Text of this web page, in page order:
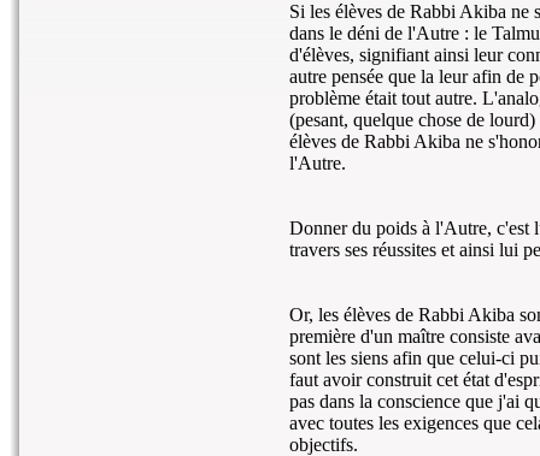
Si les élèves de Rabbi Akiba ne
dans le déni de l'Autre : le
d'élèves, signifiant ainsi leur
autre pensée que la leur afin de
problème était tout autre.
(pesant, quelque chose de
élèves de Rabbi Akiba ne
l'Autre.
Donner du poids à l'Autre, c'est
travers ses réussites et ainsi lui
Or, les élèves de Rabbi Akiba
première d'un maître consiste
sont les siens afin que celui-ci
faut avoir construit cet état
pas dans la conscience que j'ai
avec toutes les exigences que
objectifs.